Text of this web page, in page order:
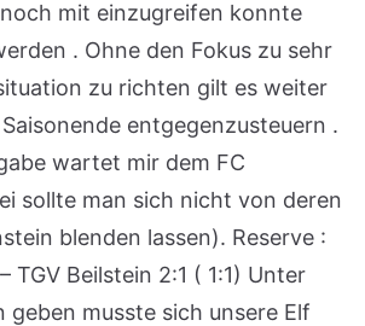
mit einzugreifen konnte
. Ohne den Fokus zu sehr
zu richten gilt es weiter
entgegenzusteuern .
wartet mir dem FC
sollte man sich nicht von deren
blenden lassen). Reserve :
TGV Beilstein 2:1 ( 1:1) Unter
geben musste sich unsere Elf